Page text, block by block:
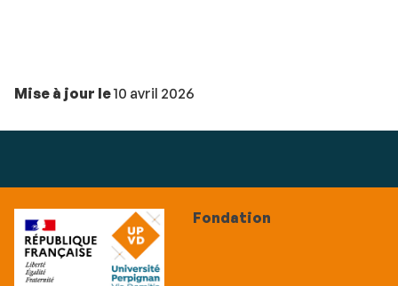
Mise à jour le10 avril 2026
Fondation